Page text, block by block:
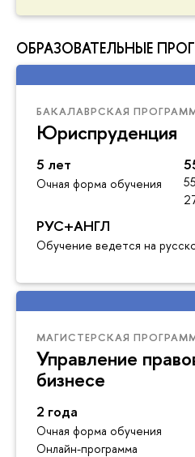
ОБРАЗОВАТЕЛЬНЫЕ
БАКАЛАВРСКАЯ
Юриспруденция
5 лет
Очная форма обучения
РУС+АНГЛ
Обучение ведется на
МАГИСТЕРСКАЯ
Управление
бизнесе
2 года
Очная форма обучения
Онлайн-программа